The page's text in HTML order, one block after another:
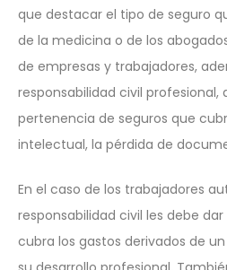
que destacar el tipo de seguro
de la medicina o de los
de empresas y trabajadores,
responsabilidad civil profesional,
pertenencia de seguros que
intelectual, la pérdida de
En el caso de los trabajadores
responsabilidad civil les debe
cubra los gastos derivados de